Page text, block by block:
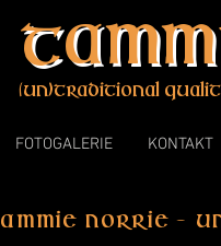
(un)traditional
FOTOGALERIE KONTAKT
Norrie -